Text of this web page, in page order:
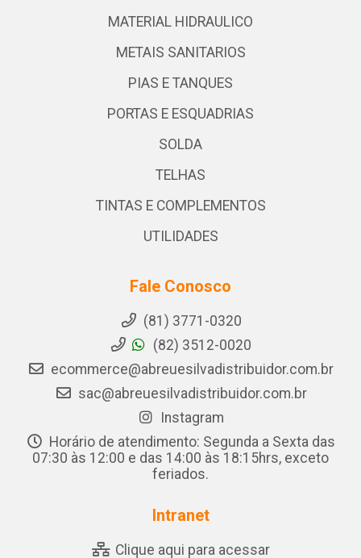
MATERIAL HIDRAULICO
METAIS SANITARIOS
PIAS E TANQUES
PORTAS E ESQUADRIAS
SOLDA
TELHAS
TINTAS E COMPLEMENTOS
UTILIDADES
Fale Conosco
(81) 3771-0320
(82) 3512-0020
ecommerce@abreuesilvadistribuidor.com.br
sac@abreuesilvadistribuidor.com.br
Instagram
Horário de atendimento: Segunda a Sexta das
07:30 às 12:00 e das 14:00 às 18:15hrs, exceto
feriados.
Intranet
Clique aqui para acessar